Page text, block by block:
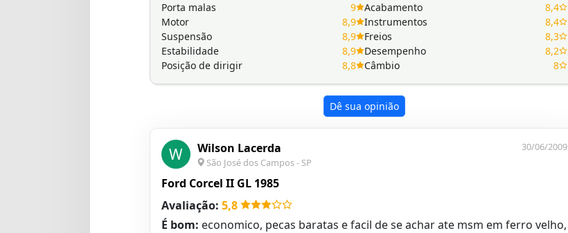
Porta malas
9
Motor
8,9
Suspensão
8,9
Estabilidade
8,9
Posição de dirigir
8,8
Acabamento
8,4
Instrumentos
8,4
Freios
8,3
Desempenho
8,2
Câmbio
8
Dê sua opinião
W Wilson Lacerda
São José dos Campos - SP
30/06/2009
Ford Corcel II GL 1985
Avaliação: 5,8
É bom: economico, pecas baratas e facil de se achar ate msm em ferro velho,